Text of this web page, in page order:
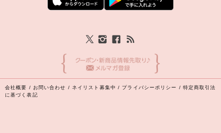
会社概要 / お問い合わせ / ネイリスト募集中 / プライバシーポリシー / 特定商取引法
に基づく表記